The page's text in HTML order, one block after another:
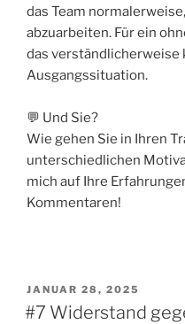
das Team
abzuarbeiten. Für ein
das verständlicherweise
Ausgangssituation.
💬 Und Sie?
Wie gehen Sie in Ihren
unterschiedlichen
mich auf Ihre
Kommentaren!
VERÖFFENTLICHT
AM
JANUAR 28, 2025
#7 Widerstand